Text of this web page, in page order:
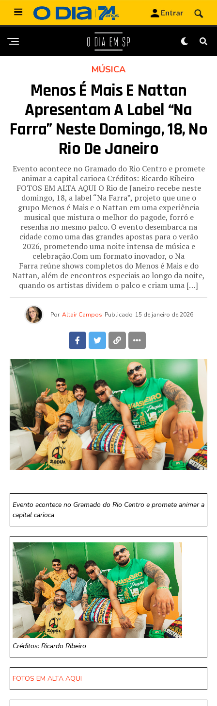
MÚSICA
Menos É Mais E Nattan
Apresentam A Label “Na
Farra” Neste Domingo, 18, No
Rio De Janeiro
Evento acontece no Gramado do Rio Centro e promete
animar a capital carioca Créditos: Ricardo Ribeiro
FOTOS EM ALTA AQUI O Rio de Janeiro recebe neste
domingo, 18, a label “Na Farra”, projeto que une o
grupo Menos é Mais e o Nattan em uma experiência
musical que mistura o melhor do pagode, forró e
resenha no mesmo palco. O evento desembarca na
cidade como uma das grandes apostas para o verão
2026, prometendo uma noite intensa de música e
celebração.Com um formato inovador, o Na
Farra reúne shows completos do Menos é Mais e do
Nattan, além de encontros especiais ao longo da noite,
quando os artistas dividem o palco e criam uma […]
Por Altair Campos Publicado 15 de janeiro de 2026
Evento acontece no Gramado do Rio Centro e promete animar a
capital carioca
Créditos: Ricardo Ribeiro
FOTOS EM ALTA AQUI